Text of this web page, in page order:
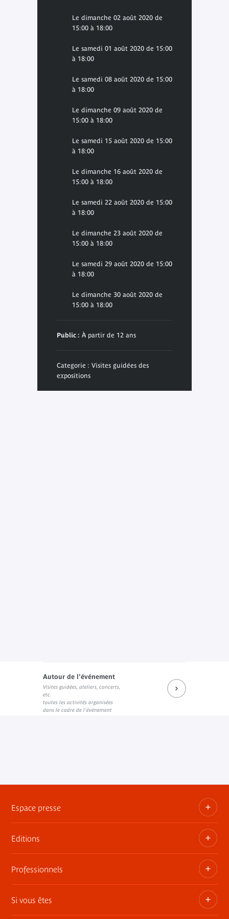
Le dimanche 02 août 2020 de
15:00 à 18:00
Le samedi 01 août 2020 de 15:00
à 18:00
Le samedi 08 août 2020 de 15:00
à 18:00
Le dimanche 09 août 2020 de
15:00 à 18:00
Le samedi 15 août 2020 de 15:00
à 18:00
Le dimanche 16 août 2020 de
15:00 à 18:00
Le samedi 22 août 2020 de 15:00
à 18:00
Le dimanche 23 août 2020 de
15:00 à 18:00
Le samedi 29 août 2020 de 15:00
à 18:00
Le dimanche 30 août 2020 de
15:00 à 18:00
Public : À partir de 12 ans
Categorie : Visites guidées des
expositions
Autour de l'événement
Visites guidées, ateliers, concerts,
etc.
toutes les activités organisées
dans le cadre de l'événement
Espace presse
Dossiers, communiqués, bandes annonces
Contact presse
Editions
Les publications du musée
Professionnels
Privatisez les espaces
Si vous êtes